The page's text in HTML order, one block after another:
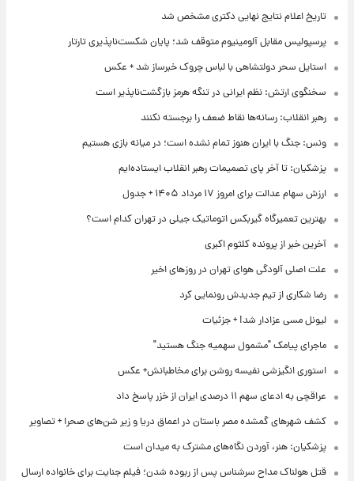
تاریخ اعلام نتایج نهایی دکتری مشخص شد
پرسپولیس مقابل آلومینیوم متوقف شد؛ پایان شکست‌ناپذیری تارتار
استایل سحر دولتشاهی با لباس چروک خبرساز شد + عکس
سخنگوی ارتش: نظم ایرانی در تنگه هرمز بازگشت‌ناپذیر است
رهبر انقلاب: رسانه‌ها نقاط ضعف را برجسته نکنند
ونس: جنگ با ایران هنوز تمام نشده است؛ در میانه بازی هستیم
پزشکیان: تا آخر پای تصمیمات رهبر انقلاب ایستاده‌ایم
ارزش سهام عدالت برای امروز ۱۷ مرداد ۱۴۰۵ + جدول
بهترین تعمیرگاه گیربکس اتوماتیک جیلی در تهران کدام است؟
آخرین خبر از پرونده کلثوم اکبری
علت اصلی آلودگی هوای تهران در روزهای اخیر
رضا شکاری از تیم جدیدش رونمایی کرد
لیونل مسی عزادار شد! + جزئیات
ماجرای پیامک "مشمول سهمیه جنگ هستید"
استوری انگیزشی نفیسه روشن برای مخاطبانش+ عکس
عراقچی به ادعای سهم ۱۱ درصدی ایران از خزر پاسخ داد
کشف شهرهای گمشده مصر باستان در اعماق دریا و زیر شن‌های صحرا + تصاویر
پزشکیان: هنر، آوردن نگاه‌های مشترک به میدان است
قتل هولناک مداح سرشناس پس از ربوده شدن؛ فیلم جنایت برای خانواده ارسال